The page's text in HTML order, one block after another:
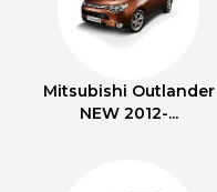
Mitsubishi Outlander
NEW 2012-...